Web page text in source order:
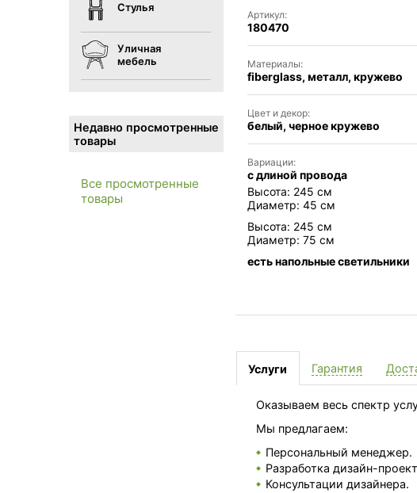
Стулья
Уличная
мебель
Недавно просмотренные
товары
Все просмотренные
товары
Артикул:
180470
Материалы:
fiberglass, металл, кружево
Цвет и декор:
белый, черное кружево
Вариации:
с длиной провода
Высота: 245 см
Диаметр: 45 см
Высота: 245 см
Диаметр: 75 см
есть напольные светильники
Услуги
Оказываем весь спектр
Мы предлагаем:
Персональный менеджер.
Разработка дизайн-
Консультации дизайнера.
Гарантия